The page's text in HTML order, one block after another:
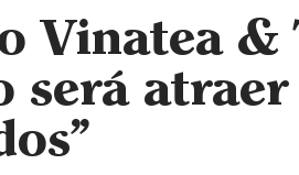
Vinatea &
será atraer